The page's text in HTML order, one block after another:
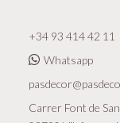
+34 93 414 42 11
Whatsapp
Carrer Font de